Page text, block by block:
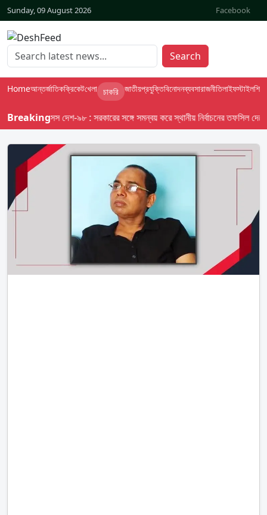
Sunday, 09 August 2026 Facebook
Search
Homeআন্তর্জাতিকক্রিকেটখেলা চাকরি জাতীয়প্রযুক্তিবিনোদনব্যবসারাজনীতিলাইফস্টাইলশিক্ষা
Breakingবাসস দেশ-৯৮ : সরকারের সঙ্গে সমন্বয় করে স্থানীয় নির্বাচনের তফসিল দেবে